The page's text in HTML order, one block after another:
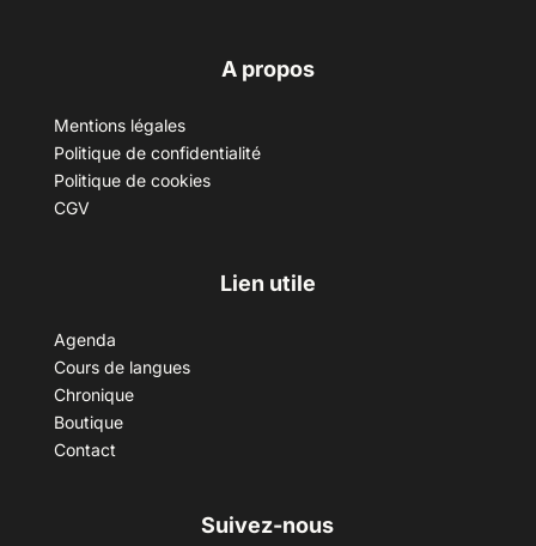
A propos
Mentions légales
Politique de confidentialité
Politique de cookies
CGV
Lien utile
Agenda
Cours de langues
Chronique
Boutique
Contact
Suivez-nous